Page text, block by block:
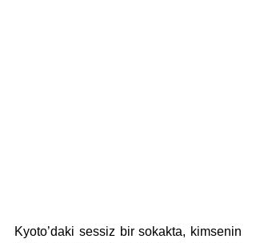
Kyoto’daki sessiz bir sokakta, kimsenin